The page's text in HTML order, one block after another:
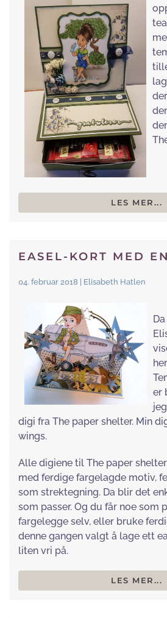
LES MER...
EASEL-KORT MED
04. februar 2018 | Elisabeth Hatlen
er
digi fra The paper shelter. Min
wings.
Alle digiene til The paper
med ferdige fargelagde motiv,
som strektegning. Da blir det
som passer. Og du får noe som
fargelegge selv, eller bruke
denne gangen valgt å lage ett
liten vri på.
LES MER...